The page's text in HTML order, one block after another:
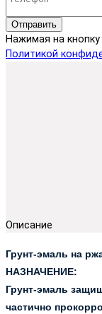
Отправить
Нажимая на
Политикой
Описание
Грунт-эмаль на
НАЗНАЧЕНИЕ:
Грунт-эмаль
частично